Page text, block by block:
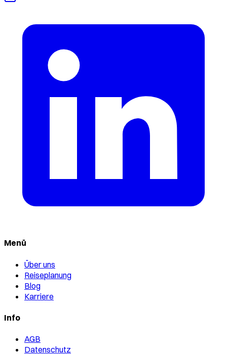
Menü
Über uns
Reiseplanung
Blog
Karriere
Info
AGB
Datenschutz